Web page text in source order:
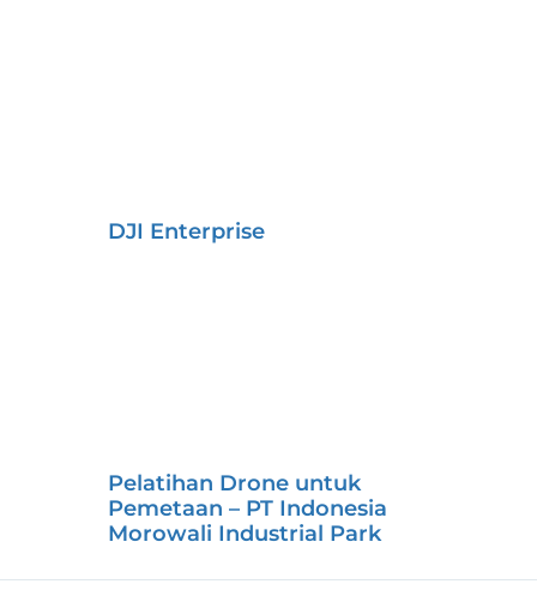
DJI Enterprise
Pelatihan Drone untuk
Pemetaan – PT Indonesia
Morowali Industrial Park